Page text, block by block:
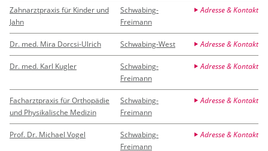
Zahnarztpraxis für Kinder und
Jahn
Schwabing-
Freimann
Adresse & Kontakt
Dr. med. Mira Dorcsi-Ulrich Schwabing-West Adresse & Kontakt
Dr. med. Karl Kugler
Schwabing-
Freimann
Adresse & Kontakt
Facharztpraxis für Orthopädie
und Physikalische Medizin
Schwabing-
Freimann
Adresse & Kontakt
Prof. Dr. Michael Vogel
Schwabing-
Freimann
Adresse & Kontakt